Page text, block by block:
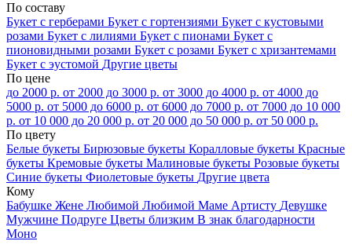
По составу
Букет с герберами Букет с гортензиями Букет с кустовыми
розами Букет с лилиями Букет с пионами Букет с
пионовидными розами Букет с розами Букет с хризантемами
Букет с эустомой Другие цветы
По цене
до 2000 р. от 2000 до 3000 р. от 3000 до 4000 р. от 4000 до
5000 р. от 5000 до 6000 р. от 6000 до 7000 р. от 7000 до 10 000
р. от 10 000 до 20 000 р. от 20 000 до 50 000 р. от 50 000 р.
По цвету
Белые букеты Бирюзовые букеты Коралловые букеты Красные
букеты Кремовые букеты Малиновые букеты Розовые букеты
Синие букеты Фиолетовые букеты Другие цвета
Кому
Бабушке Жене Любимой Любимой Маме Артисту Девушке
Мужчине Подруге Цветы близким В знак благодарности
Моно